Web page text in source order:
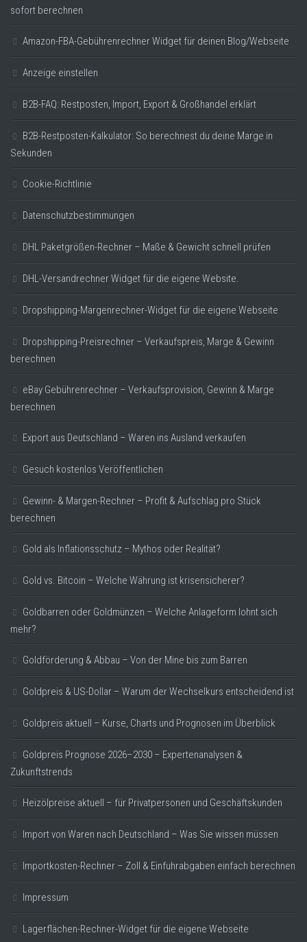
sofort berechnen
Amazon-FBA-Gebührenrechner Widget für deinen Blog/Webseite
Anzeige einstellen
B2B-FAQ: Restposten, Import, Export & Großhandel erklärt
B2B-Restposten-Kalkulator: So berechnest du deine Marge in
Sekunden
Cookie-Richtlinie
Datenschutzbestimmungen
DHL Paketgrößen-Rechner – Maße & Gewicht schnell prüfen
DHL-Versandrechner Widget für die eigene Website.
Dropshipping-Margenrechner-Widget für die eigene Webseite
Dropshipping-Preisrechner – Verkaufspreis, Marge & Gewinn
berechnen
eBay Gebührenrechner – Verkaufsprovision, Gewinn & Marge
berechnen
Export aus Deutschland – Waren ins Ausland verkaufen
Gesuch kostenlos Veröffentlichen
Gewinn- & Margen-Rechner – Profit & Aufschlag pro Stück
berechnen
Gold als Inflationsschutz – Mythos oder Realität?
Gold vs. Bitcoin – Welche Währung ist krisensicherer?
Goldbarren oder Goldmünzen – Welche Anlageform lohnt sich
mehr?
Goldförderung & Abbau – Von der Mine bis zum Barren
Goldpreis & US-Dollar – Warum der Wechselkurs entscheidend ist
Goldpreis aktuell – Kurse, Charts und Prognosen im Überblick
Goldpreis Prognose 2026–2030 – Expertenanalysen &
Zukunftstrends
Heizölpreise aktuell – für Privatpersonen und Geschäftskunden
Import von Waren nach Deutschland – Was Sie wissen müssen
Importkosten-Rechner – Zoll & Einfuhrabgaben einfach berechnen
Impressum
Lagerflächen-Rechner-Widget für die eigene Webseite